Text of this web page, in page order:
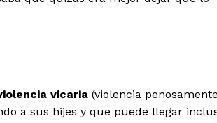
vicaria (violencia
a sus hijes y que puede llegar